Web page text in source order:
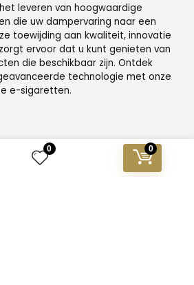
0 0
leveren van hoogwaardige
die uw dampervaring naar een
toewijding aan kwaliteit, innovatie
ervoor dat u kunt genieten van
die beschikbaar zijn. Ontdek
technologie met onze
e-sigaretten.